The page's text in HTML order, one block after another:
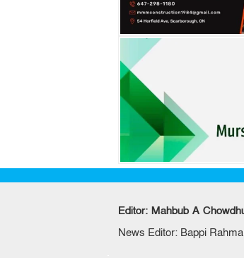
Editor: Mahbub A
News Editor: Bappi